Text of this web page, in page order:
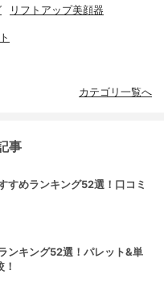
リフトアップ美顔器
カテゴリ一覧へ
事
すめランキング52選！口コミ
ンキング52選！パレット&単